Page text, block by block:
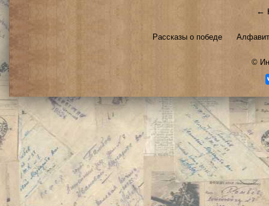
←
Рассказы о победе
©